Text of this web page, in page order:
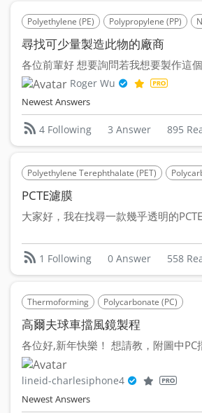
Polyethylene (PE) Polypropylene (PP)
尋找可少量製造此物的廠商
Roger Wu
Newest Answers
4 Following 3 Answer 895
Polyethylene Terephthalate (PET)
PCTE濾膜
1 Following 0 Answer 558
Thermoforming Polycarbonate (PC)
高爾夫球車擋風鏡製程
lineid-charlesiphone4
Newest Answers